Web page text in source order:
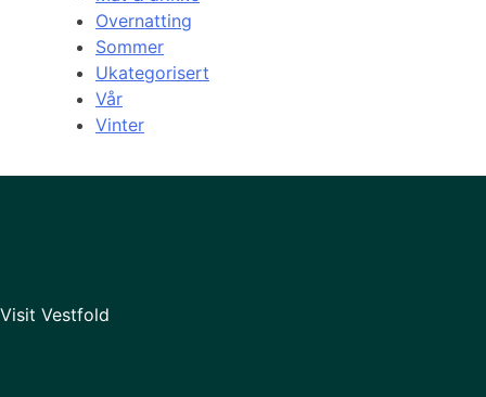
Overnatting
Sommer
Ukategorisert
Vår
Vinter
Visit Vestfold